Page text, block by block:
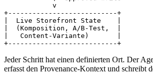
            v
+---------------------------+
|  Live Storefront State    |
|  (Komposition, A/B-Test,  |
|   Content-Variante)       |
+---------------------------+
Jeder Schritt hat einen definierten Ort. Der
erfasst den Provenance-Kontext und schreibt